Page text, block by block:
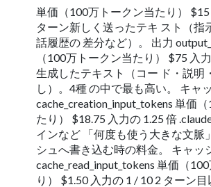
単価（100万トークン当たり） $15
ターン新しく送ったテキ スト（指
話履歴の 差分など）。 出力
（100万トークン当たり） $75 入
生成したテキスト（コー ド・説明
し）。4種 の中で最も高い。 キャ
cache_creation_input_tokens 単価
たり） $18.75 入力の 1.25 倍
インなど 「何度も使う大きな文脈
シュへ書き込む時の料金。 キャッ
cache_read_input_tokens 単価（
り） $1.50 入力の 1 / 10 2 ターン